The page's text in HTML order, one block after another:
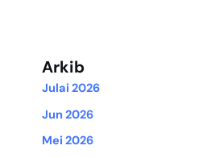
Arkib
Julai 2026
Jun 2026
Mei 2026